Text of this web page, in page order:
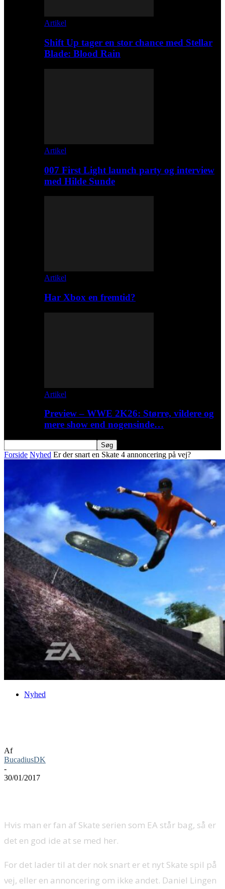
Artikel
Shift Up tager en stor chance med Stellar
Blade: Blood Rain
Artikel
007 First Light launch party og interview
med Hilde Sunde
Artikel
Har Xbox en fremtid?
Artikel
Preview – WWE 2K26: Større, vildere og
mere show end nogensinde…
Forside Nyhed Er der snart en Skate 4 annoncering på vej?
Nyhed
Af
BucadiusDK
-
30/01/2017
Hvis man er fan af Skate serien som EA står bag, så er
det en god ide at se med her.
For det lader til at der nok snart er et nyt Skate spil på
vej, eller en annoncering om ikke andet. Daniel Lingen